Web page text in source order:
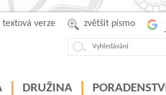
zvětšit písmo
textová verze
DRUŽINA PORADENSTVÍ